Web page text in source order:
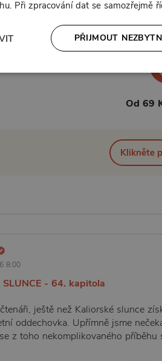
Od 69
Klikněte
8:00
SLUNCE - 64. kapitola
ještě než Kaliorské slunce
oddechovka. Upřímně jsme
z toho nekomplikovaného
Při zpracování dat se samozřejmě
PŘIJMOUT